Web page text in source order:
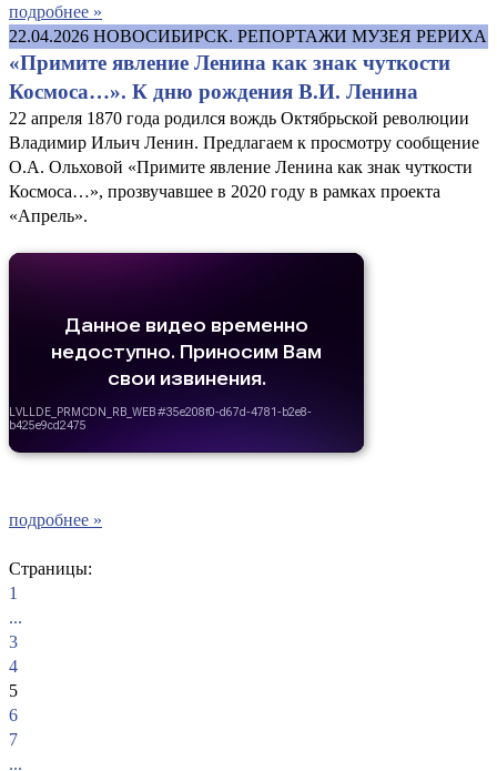
подробнее »
22.04.2026 НОВОСИБИРСК. РЕПОРТАЖИ МУЗЕЯ РЕРИХА
«Примите явление Ленина как знак чуткости
Космоса…». К дню рождения В.И. Ленина
22 апреля 1870 года родился вождь Октябрьской революции
Владимир Ильич Ленин. Предлагаем к просмотру сообщение
О.А. Ольховой «Примите явление Ленина как знак чуткости
Космоса…», прозвучавшее в 2020 году в рамках проекта
«Апрель».
подробнее »
Страницы:
1
...
3
4
5
6
7
...